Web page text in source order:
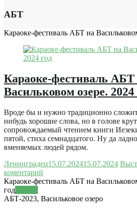
АБТ
Караоке-фестиваль АБТ на
Караоке-фестиваль АБТ
Васильковом озере. 2024
Вроде бы и нужно традиционно
нибудь хорошие слова, но в голове
сопровождаемый чтением книги
пятой, стиха семнадцатого. Ну да
вменяемых людей рядом.
Ленинградец15.07.202415.07.2024
коментарий
Караоке-фестиваль АБТ на
год
АБТ-2023, Васильковое озеро